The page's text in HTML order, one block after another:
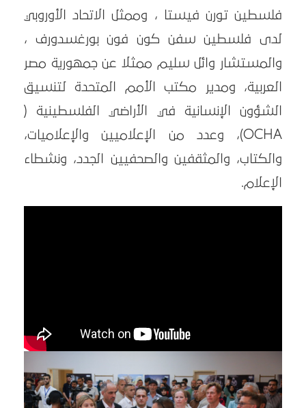
فلسطين تورن فيستا ، وممثل الاتحاد الأوروبي
لدى فلسطين سفن كون فون بورغسدورف ،
والمستشار وائل سليم ممثلا عن جمهورية مصر
العربية، ومدير مكتب الأمم المتحدة لتنسيق
الشؤون الإنسانية في الأراضي الفلسطينية (
OCHA)، وعدد من الإعلاميين والإعلاميات،
والكتاب، والمثقفين والصحفيين الجدد، ونشطاء
الإعلام.